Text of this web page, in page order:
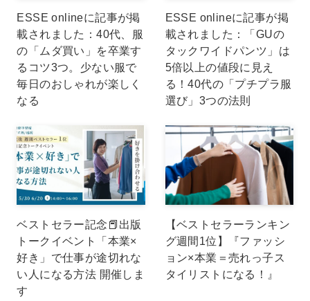
ESSE onlineに記事が掲
載されました：40代、服
の「ムダ買い」を卒業す
るコツ3つ。少ない服で
毎日のおしゃれが楽しく
なる
ESSE onlineに記事が掲
載されました：「GUの
タックワイドパンツ」は
5倍以上の値段に見え
る！40代の「プチプラ服
選び」3つの法則
ベストセラー記念📕出版
トークイベント「本業×
好き」で仕事が途切れな
い人になる方法 開催しま
す
【ベストセラーランキン
グ週間1位】『ファッシ
ョン×本業＝売れっ子ス
タイリストになる！』